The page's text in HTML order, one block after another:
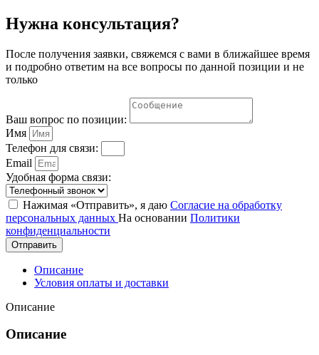
Нужна консультация?
После получения заявки, свяжемся с вами в ближайшее время
и подробно ответим на все вопросы по данной позиции и не
только
Ваш вопрос по позиции:
Имя
Телефон для связи:
Email
Удобная форма связи:
Нажимая «Отправить», я даю Согласие на обработку
персональных данных На основании Политики
конфиденциальности
Отправить
Описание
Условия оплаты и доставки
Описание
Описание